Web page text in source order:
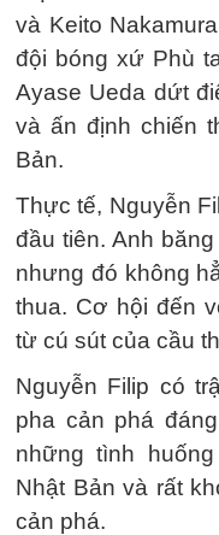
và Keito
đội bóng xứ Phù
Ayase Ueda dứt
và ấn định chiến
Bản.
Thực tế, Nguyễn
đầu tiên. Anh
nhưng đó không
thua. Cơ hội đến
từ cú sút của cầu
Nguyễn Filip có
pha cản phá
những tình
Nhật Bản và rất
cản phá.